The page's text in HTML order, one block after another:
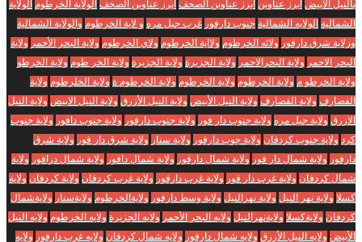
بالنيل الأبيض ابرز عناوين ابرز عناوين الصحف ابرز عناوين الصخف الولاية الخرطوم الولاية
الشمالية الولايه الشمالية جنوب دارفور غرب جبل مره و لاية الخرطوم والولاية الشمالية
وزلاية شرق دارفور ولائه الخرطوم ولااية الخرطوم ولاي الخرطوم ولاية البحر الأحمر ولاية
البحر الاحمر ولاية البحرالاحمر ولاية الجزبرة ولاية الجزيرة ولاية الخر طوم ولاية الخرطو
ولاية الخرطو م ولاية الخرطوم ولاية الخرطوم ولاية الخرطوم ة ولاية الخلرطوم ولاية
الفضارف ولاية القضارف ولاية النيل الأبيض ولاية النيل الأزرق ولاية النيل الابيض ولاية النيل
الازرق ولاية جبل مره ولاية جنوب دار فور ولاية جنوب دارفور ولاية جنوب دافور ولاية جنوب
كرد ولاية جنوب كردفان ولاية جوب دارفور ولاية سنار ولاية شرق دار فور ولاية شرق
دارفور ولاية شمال دار فور ولاية شمال دارفور ولاية شمال دافور ولاية شمال درافور ولاية
شمال كردفان ولاية غرب دار فور ولاية غرب دارفور ولاية غرب كردفان ولاية كردفان ولاية
كسلا ولاية نهر النيل ولاية نهرالنيل ولاية وسط دارفور ولايةالخرطوم ولايةسنار ولايةشمال
كردفان ولايةكسلا ولايةنهرالنيل ولايه البحر الأحمر ولايه الجزيرة ولايه الخرطوم ولايه النيل
الأبيض ولايه النيل الأزرق ولايه شمال دارفور ولايه شمال كردفان ولايه غرب دارفور ولايه